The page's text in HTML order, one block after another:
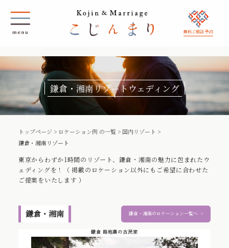
無料ご相談 予約
鎌倉・湘南リゾートウェディング
トップページ > ロケーション例 の一覧 > 国内リゾート >
鎌倉・湘南リゾート
東京からわずか1時間のリゾート、鎌倉・湘南の魅力に包まれたウ
ェディングを！（ 掲載のロケーション以外にもご希望に合わせた
ご提案をいたします ）
鎌倉・湘南 鎌倉・湘南のロケーション一覧へ >
鎌倉 路地裏の古民家